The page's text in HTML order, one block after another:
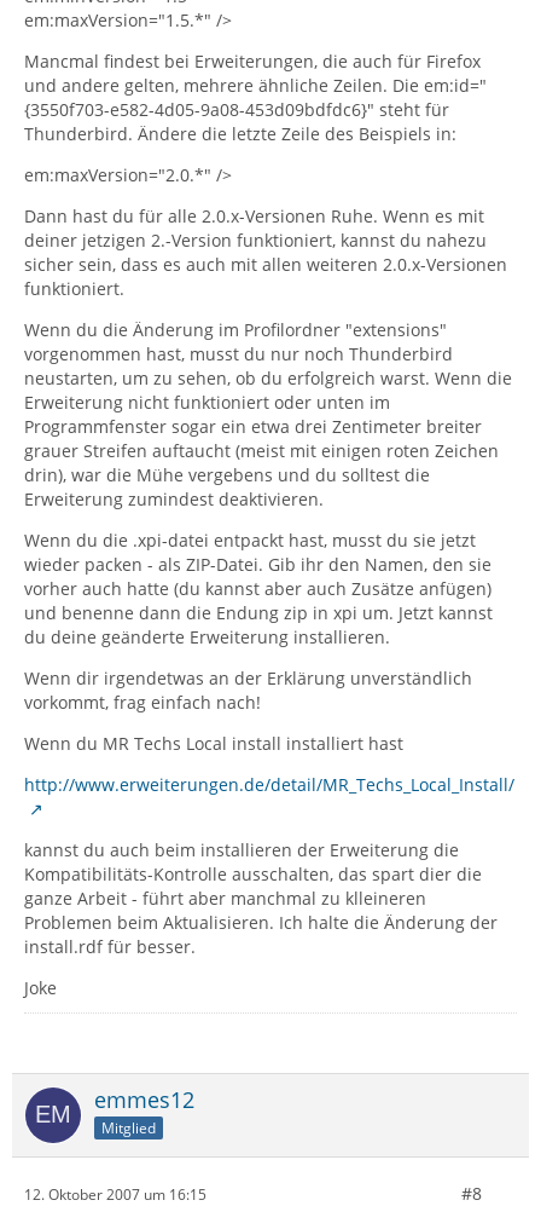
em:maxVersion="1.5.*" />
Mancmal findest bei Erweiterungen, die auch für Firefox
und andere gelten, mehrere ähnliche Zeilen. Die em:id="
{3550f703-e582-4d05-9a08-453d09bdfdc6}" steht für
Thunderbird. Ändere die letzte Zeile des Beispiels in:
em:maxVersion="2.0.*" />
Dann hast du für alle 2.0.x-Versionen Ruhe. Wenn es mit
deiner jetzigen 2.-Version funktioniert, kannst du nahezu
sicher sein, dass es auch mit allen weiteren 2.0.x-Versionen
funktioniert.
Wenn du die Änderung im Profilordner "extensions"
vorgenommen hast, musst du nur noch Thunderbird
neustarten, um zu sehen, ob du erfolgreich warst. Wenn die
Erweiterung nicht funktioniert oder unten im
Programmfenster sogar ein etwa drei Zentimeter breiter
grauer Streifen auftaucht (meist mit einigen roten Zeichen
drin), war die Mühe vergebens und du solltest die
Erweiterung zumindest deaktivieren.
Wenn du die .xpi-datei entpackt hast, musst du sie jetzt
wieder packen - als ZIP-Datei. Gib ihr den Namen, den sie
vorher auch hatte (du kannst aber auch Zusätze anfügen)
und benenne dann die Endung zip in xpi um. Jetzt kannst
du deine geänderte Erweiterung installieren.
Wenn dir irgendetwas an der Erklärung unverständlich
vorkommt, frag einfach nach!
Wenn du MR Techs Local install installiert hast
http://www.erweiterungen.de/detail/MR_Techs_Local_Install/
kannst du auch beim installieren der Erweiterung die
Kompatibilitäts-Kontrolle ausschalten, das spart dier die
ganze Arbeit - führt aber manchmal zu klleineren
Problemen beim Aktualisieren. Ich halte die Änderung der
install.rdf für besser.
Joke
emmes12
Mitglied
12. Oktober 2007 um 16:15 #8